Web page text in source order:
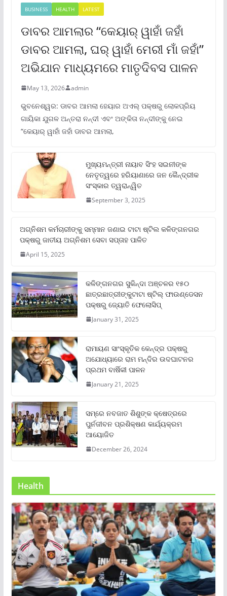
BUSINESS HEALTH LATEST
ଡାବର ଆମଲାର “କେୟାର୍ ୱାହାଁ ଜହାଁ
ଡାବର ଆମଲା, ଘର୍ ୱାହାଁ ମେରୀ ମାଁ ଜହାଁ”
ଅଭିଯାନ ମାଧ୍ୟମରେ ମାତୃଦିବସ ପାଳନ
May 13, 2026 admin
ଭୁବନେଶ୍ୱର: ଡାବର ଆମଲା ହେୟାର ଅଏଲ୍ ପକ୍ଷରୁ ଲୋକପ୍ରିୟ
ଗାୟିକା ଯୁଗଳ ଅନ୍ତରା ନନ୍ଦୀ ଏବଂ ଅଙ୍କିତା ନନ୍ଦୀଙ୍କୁ ନେଇ
“କେୟାର୍ ୱାହାଁ ଜହାଁ ଡାବର ଆମଲା,
ମୁଖ୍ୟମନ୍ତ୍ରୀ ନାୟାବ ସିଂହ ସଇନୀଙ୍କ
ନେତୃତ୍ୱରେ ହରିୟାଣାରେ ଜନ କୈନ୍ଦ୍ରୀକ
ସଂସ୍କାର ତ୍ୱରାନ୍ୱିତ
September 3, 2025
ଅଗ୍ନିଶମ କର୍ମଚାରୀଙ୍କୁ ସମ୍ମାନ ଜଣାଇ ଟାଟା ଷ୍ଟିଲ କଳିଙ୍ଗନଗର
ପକ୍ଷରୁ ଜାତୀୟ ଅଗ୍ନିଶମ ସେବା ସପ୍ତାହ ପାଳିତ
April 15, 2025
କଳିଙ୍ଗନଗର ସୁକିନ୍ଦା ଅଞ୍ଚଳର ୧୫୦
ଛାତ୍ରଛାତ୍ରୀଙ୍କୁଟାଟା ଷ୍ଟିଲ୍ ଫାଉଣ୍ଡେସନ
ପକ୍ଷରୁ ଜ୍ୟୋତି ଫେଲୋସିପ୍‌
January 31, 2025
ରାମାୟଣ ସାଂସ୍କୃତିକ କେନ୍ଦ୍ର ପକ୍ଷରୁ
ଅଯୋଧ୍ୟାରେ ରାମ ମନ୍ଦିର ଉଦଘାଟନର
ପ୍ରଥମ ବାର୍ଷିକୀ ପାଳନ
January 21, 2025
ସମ୍‌ରେ ନବଜାତ ଶିଶୁଙ୍କ କ୍ଷେତ୍ରରେ
ପୁର୍ନଜୀବନ ପ୍ରଶିକ୍ଷଣ କାର୍ଯ୍ୟକ୍ରମ
ଆୟୋଜିତ
December 26, 2024
Health